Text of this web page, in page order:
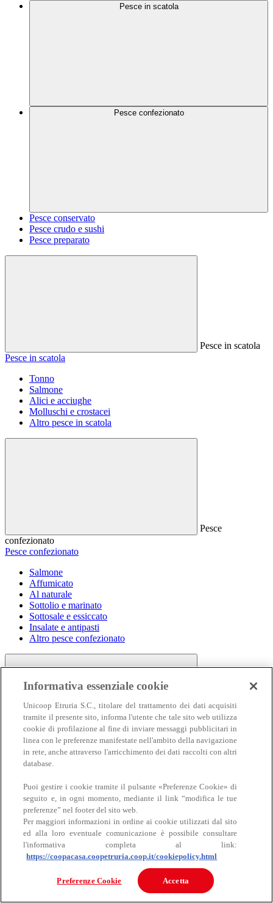
Pesce in scatola
Pesce confezionato
Pesce conservato
Pesce crudo e sushi
Pesce preparato
Pesce in scatola
Pesce in scatola
Tonno
Salmone
Alici e acciughe
Molluschi e crostacei
Altro pesce in scatola
Pesce
confezionato
Pesce confezionato
Salmone
Affumicato
Al naturale
Sottolio e marinato
Sottosale e essiccato
Insalate e antipasti
Altro pesce confezionato
Carne
Carne
Bovino
Informativa essenziale cookie
Unicoop Etruria S.C., titolare del trattamento dei dati acquisiti
tramite il presente sito, informa l'utente che tale sito web utilizza
cookie di profilazione al fine di inviare messaggi pubblicitari in
linea con le preferenze manifestate nell'ambito della navigazione
in rete, anche attraverso l'arricchimento dei dati raccolti con altri
database.
Puoi gestire i cookie tramite il pulsante «Preferenze Cookie» di
seguito e, in ogni momento, mediante il link “modifica le tue
preferenze” nel footer del sito web.
Per maggiori informazioni in ordine ai cookie utilizzati dal sito
ed alla loro eventuale comunicazione è possibile consultare
l'informativa completa al link:
https://coopacasa.coopetruria.coop.it/cookiepolicy.html
Preferenze Cookie Accetta